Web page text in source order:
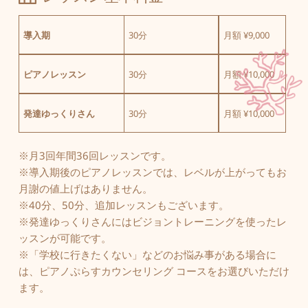
導入期 30分 月額 ¥9,000
ピアノレッスン 30分 月額 ¥10,000
発達ゆっくりさん 30分 月額 ¥10,000
※月3回年間36回レッスンです。
※導入期後のピアノレッスンでは、レベルが上がってもお
月謝の値上げはありません。
※40分、50分、追加レッスンもございます。
※発達ゆっくりさんにはビジョントレーニングを使ったレ
ッスンが可能です。
※「学校に行きたくない」などのお悩み事がある場合に
は、ピアノぷらすカウンセリング コースをお選びいただけ
ます。